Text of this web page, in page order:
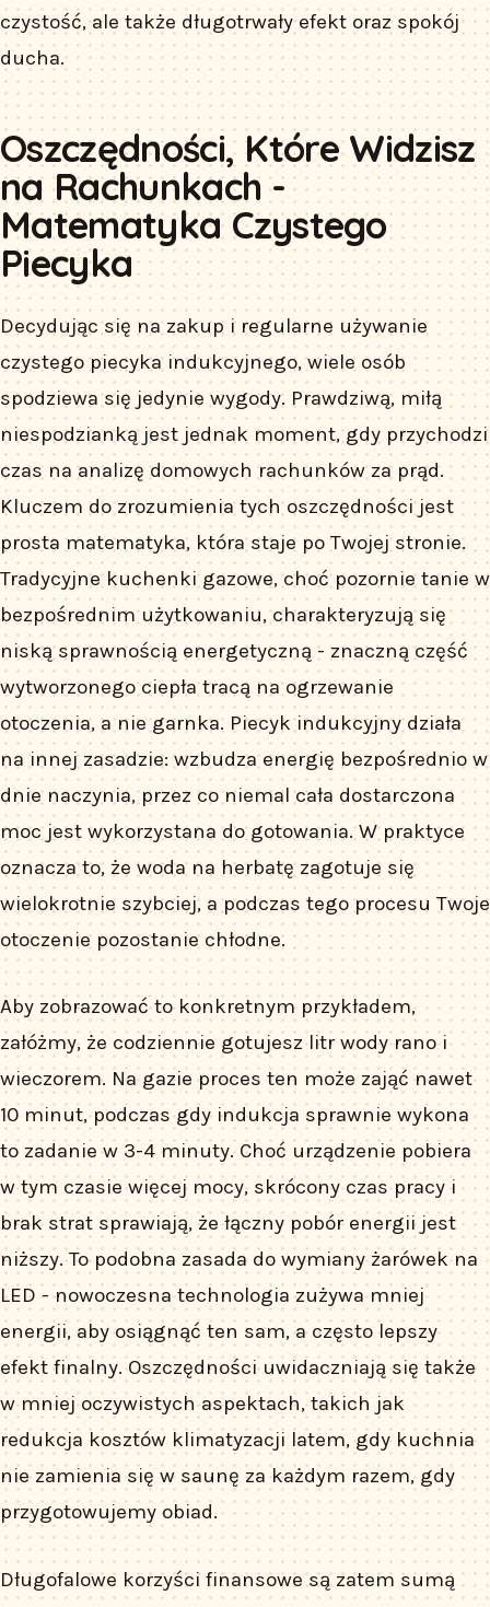
czystość, ale także długotrwały efekt oraz spokój
ducha.
Oszczędności, Które Widzisz
na Rachunkach -
Matematyka Czystego
Piecyka
Decydując się na zakup i regularne używanie
czystego piecyka indukcyjnego, wiele osób
spodziewa się jedynie wygody. Prawdziwą, miłą
niespodzianką jest jednak moment, gdy przychodzi
czas na analizę domowych rachunków za prąd.
Kluczem do zrozumienia tych oszczędności jest
prosta matematyka, która staje po Twojej stronie.
Tradycyjne kuchenki gazowe, choć pozornie tanie w
bezpośrednim użytkowaniu, charakteryzują się
niską sprawnością energetyczną - znaczną część
wytworzonego ciepła tracą na ogrzewanie
otoczenia, a nie garnka. Piecyk indukcyjny działa
na innej zasadzie: wzbudza energię bezpośrednio w
dnie naczynia, przez co niemal cała dostarczona
moc jest wykorzystana do gotowania. W praktyce
oznacza to, że woda na herbatę zagotuje się
wielokrotnie szybciej, a podczas tego procesu Twoje
otoczenie pozostanie chłodne.
Aby zobrazować to konkretnym przykładem,
załóżmy, że codziennie gotujesz litr wody rano i
wieczorem. Na gazie proces ten może zająć nawet
10 minut, podczas gdy indukcja sprawnie wykona
to zadanie w 3-4 minuty. Choć urządzenie pobiera
w tym czasie więcej mocy, skrócony czas pracy i
brak strat sprawiają, że łączny pobór energii jest
niższy. To podobna zasada do wymiany żarówek na
LED - nowoczesna technologia zużywa mniej
energii, aby osiągnąć ten sam, a często lepszy
efekt finalny. Oszczędności uwidaczniają się także
w mniej oczywistych aspektach, takich jak
redukcja kosztów klimatyzacji latem, gdy kuchnia
nie zamienia się w saunę za każdym razem, gdy
przygotowujemy obiad.
Długofalowe korzyści finansowe są zatem sumą